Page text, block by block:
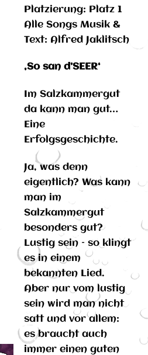
Platzierung: Platz 1
Alle Songs Musik &
Text: Alfred Jaklitsch
‚So san d’SEER‘
Im Salzkammergut
da kann man gut…
Eine
Erfolgsgeschichte.
Ja, was denn
eigentlich? Was kann
man im
Salzkammergut
besonders gut?
Lustig sein – so klingt
es in einem
bekannten Lied.
Aber nur vom lustig
sein wird man nicht
satt und vor allem:
es braucht auch
immer einen guten